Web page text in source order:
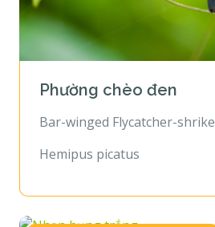
Phường chèo đen
Bar-winged Flycatcher-shrike
Hemipus picatus